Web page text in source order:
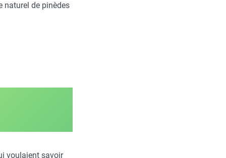
naturel de pinèdes
voulaient savoir